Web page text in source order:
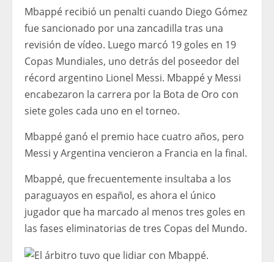
Mbappé recibió un penalti cuando Diego Gómez
fue sancionado por una zancadilla tras una
revisión de vídeo. Luego marcó 19 goles en 19
Copas Mundiales, uno detrás del poseedor del
récord argentino Lionel Messi. Mbappé y Messi
encabezaron la carrera por la Bota de Oro con
siete goles cada uno en el torneo.
Mbappé ganó el premio hace cuatro años, pero
Messi y Argentina vencieron a Francia en la final.
Mbappé, que frecuentemente insultaba a los
paraguayos en español, es ahora el único
jugador que ha marcado al menos tres goles en
las fases eliminatorias de tres Copas del Mundo.